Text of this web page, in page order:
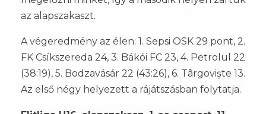
az alapszakaszt.
A végeredmény az élen: 1. Sepsi OSK 29 pont, 2.
FK Csíkszereda 24, 3. Bákói FC 23, 4. Petrolul 22
(38:19), 5. Bodzavásár 22 (43:26), 6. Târgoviște 13.
Az első négy helyezett a rájátszásban folytatja.